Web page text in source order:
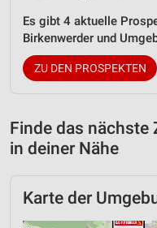
Es gibt 4 aktuelle
Birkenwerder und
ZU DEN PROSPEKTEN
Finde das nächste
in deiner Nähe
Karte der